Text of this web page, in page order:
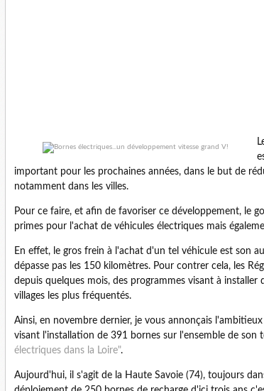
important pour les prochaines années, dans le but de
notamment dans les villes.
Pour ce faire, et afin de favoriser ce développement, le
primes pour l'achat de véhicules électriques mais
En effet, le gros frein à l'achat d'un tel véhicule est son
dépasse pas les 150 kilomètres. Pour contrer cela, les
depuis quelques mois, des programmes visant à installer
villages les plus fréquentés.
Ainsi, en novembre dernier, je vous annonçais
visant l'installation de 391 bornes sur l'ensemble de son
électriques dans la Loire".
Aujourd'hui, il s'agit de la Haute Savoie (74), toujours